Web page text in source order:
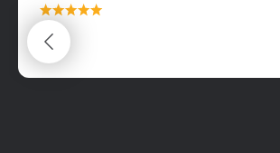
maximální spokojenost
22.06.2025